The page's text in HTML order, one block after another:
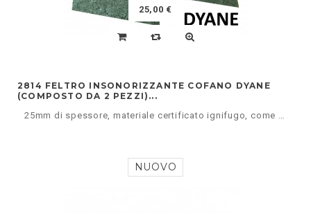
25,00 €
2814 FELTRO INSONORIZZANTE COFANO DYANE
(COMPOSTO DA 2 PEZZI)...
25mm di spessore, materiale certificato ignifugo, come d'origine!
NUOVO